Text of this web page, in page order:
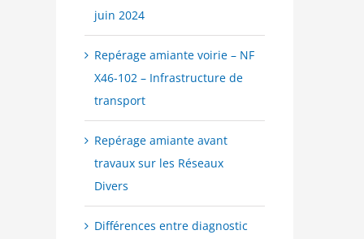
juin 2024
Repérage amiante voirie – NF
X46-102 – Infrastructure de
transport
Repérage amiante avant
travaux sur les Réseaux
Divers
Différences entre diagnostic